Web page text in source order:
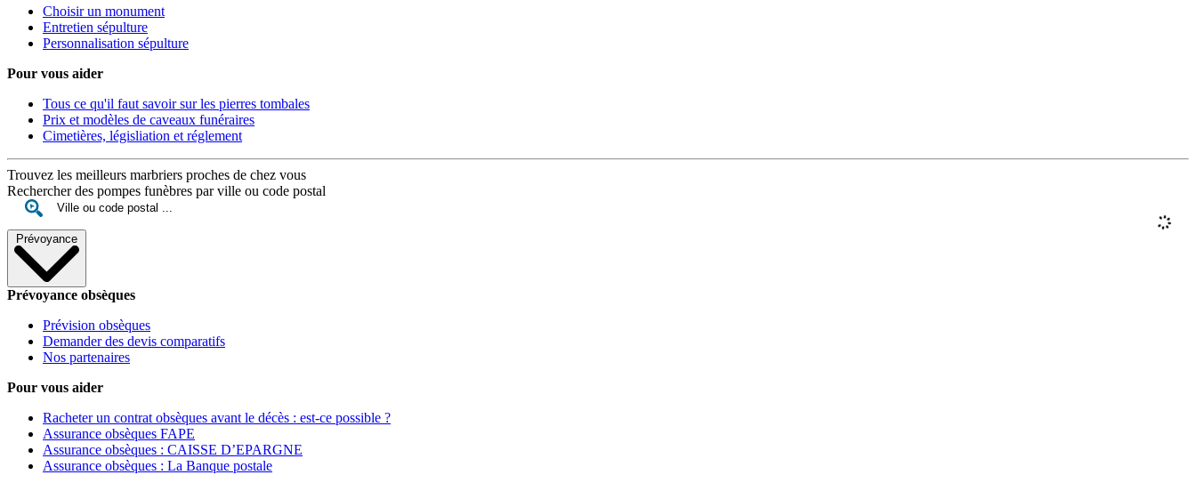
Choisir un monument
Entretien sépulture
Personnalisation sépulture
Pour vous aider
Tous ce qu'il faut savoir sur les pierres tombales
Prix et modèles de caveaux funéraires
Cimetières, législiation et réglement
Trouvez les meilleurs marbriers proches de chez vous
Rechercher des pompes funèbres par ville ou code postal
Prévoyance
Prévoyance obsèques
Prévision obsèques
Demander des devis comparatifs
Nos partenaires
Pour vous aider
Racheter un contrat obsèques avant le décès : est-ce possible ?
Assurance obsèques FAPE
Assurance obsèques : CAISSE D’EPARGNE
Assurance obsèques : La Banque postale